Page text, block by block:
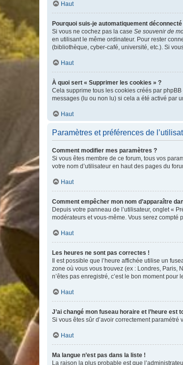
Haut
Pourquoi suis-je automatiquement déconnecté
Si vous ne cochez pas la case Se souvenir de
en utilisant le même ordinateur. Pour rester
(bibliothèque, cyber-café, université, etc.). Si
Haut
À quoi sert « Supprimer les cookies » ?
Cela supprime tous les cookies créés par
messages (lu ou non lu) si cela a été activé par
Haut
Paramètres et préférences de
Comment modifier mes paramètres ?
Si vous êtes membre de ce forum, tous vos
votre nom d’utilisateur en haut des pages du
Haut
Comment empêcher mon nom d’apparaître
Depuis votre panneau de l’utilisateur, onglet «
modérateurs et vous-même. Vous serez compté
Haut
Les heures ne sont pas correctes !
Il est possible que l’heure affichée utilise un
zone où vous vous trouvez (ex : Londres, Paris,
n’êtes pas enregistré, c’est le bon moment pour
Haut
J’ai changé mon fuseau horaire et l’heure est
Si vous êtes sûr d’avoir correctement
Haut
Ma langue n’est pas dans la liste !
La raison la plus probable est que